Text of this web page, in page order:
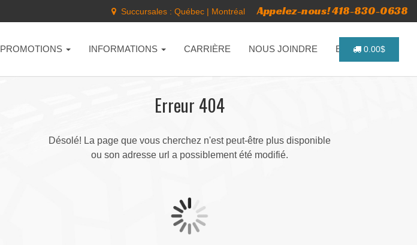
Succursales : Québec | Montréal Appelez-nous! 418-830-0638
PROMOTIONS INFORMATIONS CARRIÈRE NOUS JOINDRE ENGLISH
0.00$
Erreur 404
Désolé! La page que vous cherchez n'est peut-être plus disponible
ou son adresse url a possiblement été modifié.